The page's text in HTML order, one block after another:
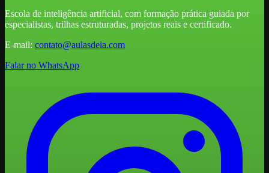
Escola de inteligência artificial, com formação prática guiada por
especialistas, trilhas estruturadas, projetos reais e certificado.
E-mail: contato@aulasdeia.com
Falar no WhatsApp